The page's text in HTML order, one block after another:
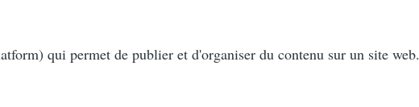
qui permet de publier et d'organiser du contenu sur un site web.